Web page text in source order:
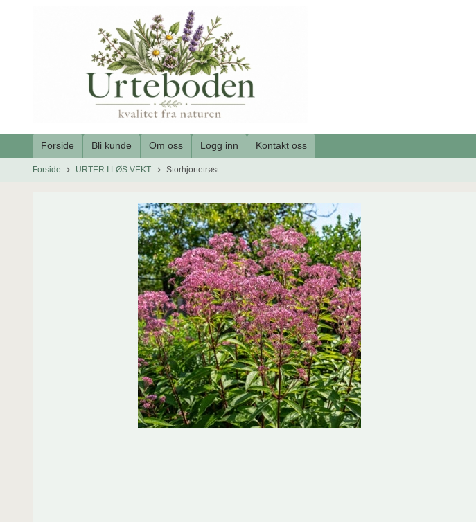
Forside Bli kunde Om oss Logg inn Kontakt oss
Forside URTER I LØS VEKT Storhjortetrøst